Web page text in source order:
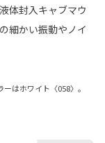
体封入キャブマウ
細かい振動やノイ
はホワイト〈058〉。